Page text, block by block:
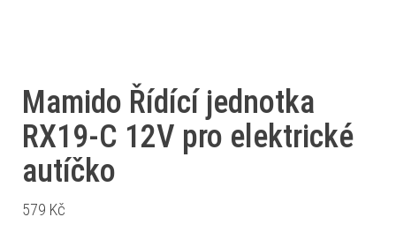
Mamido Řídící jednotka
RX19-C 12V pro elektrické
autíčko
579 Kč